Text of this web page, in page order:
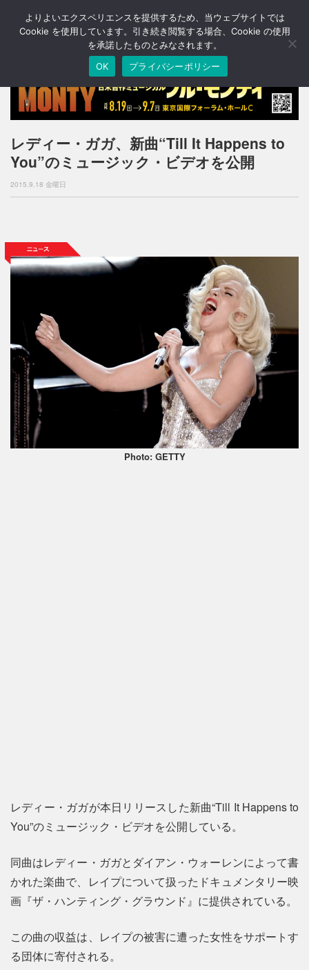
T
o
n
a
v
g
o
レディー・ガガ、新曲“Till It Happens to
You”のミュージック・ビデオを公開
2015.9.18 金曜日
Photo: GETTY
レディー・ガガが本日リリースした新曲“Till It Happens to
You”のミュージック・ビデオを公開している。
同曲はレディー・ガガとダイアン・ウォーレンによって書
かれた楽曲で、レイプについて扱ったドキュメンタリー映
画『ザ・ハンティング・グラウンド』に提供されている。
この曲の収益は、レイプの被害に遭った女性をサポートす
る団体に寄付される。
よりよいエクスペリエンスを提供するため、当ウェブサイトでは
Cookie を使用しています。引き続き閲覧する場合、Cookie の使用
を承諾したものとみなされます。
OK
プライバシーポリシー